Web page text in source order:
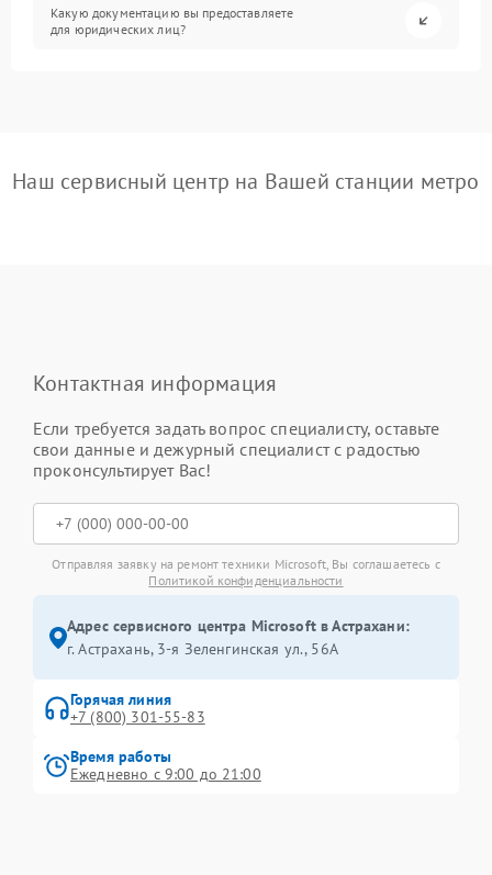
Какую документацию вы предоставляете
для юридических лиц?
Наш сервисный центр на Вашей станции метро
Контактная информация
Если требуется задать вопрос специалисту, оставьте
свои данные и дежурный специалист с радостью
проконсультирует Вас!
Отправляя заявку на ремонт техники Microsoft, Вы соглашаетесь с
Политикой конфиденциальности
Адрес сервисного центра Microsoft в Астрахани:
г. Астрахань, 3-я Зеленгинская ул., 56А
Горячая линия
+7 (800) 301-55-83
Время работы
Ежедневно с 9:00 до 21:00